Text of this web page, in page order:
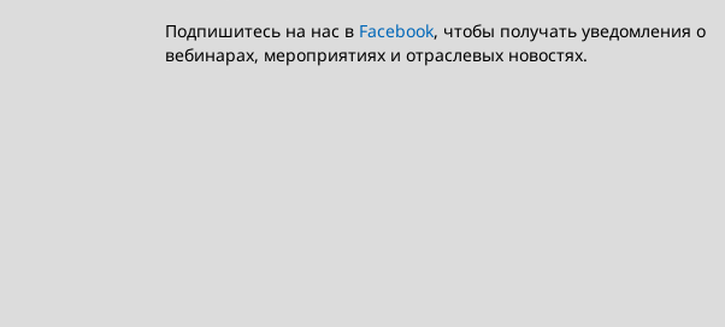
Подпишитесь на нас в Facebook, чтобы получать уведомления о
вебинарах, мероприятиях и отраслевых новостях.